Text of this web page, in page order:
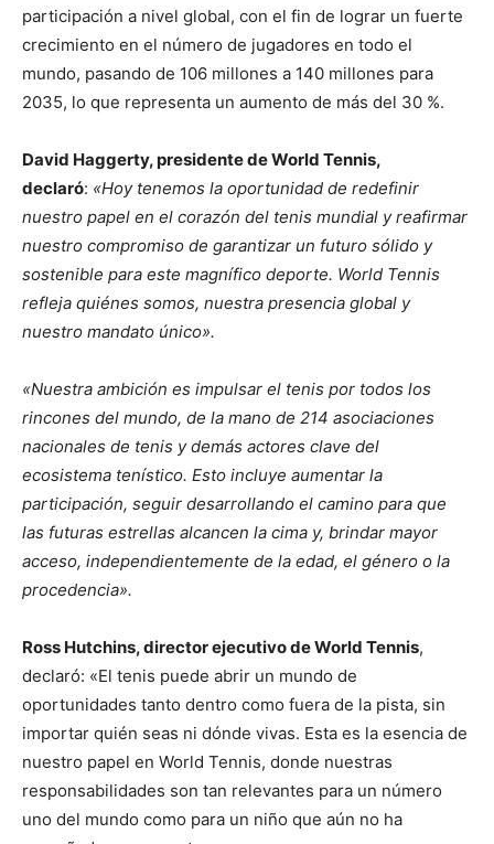
participación a nivel global, con el fin de lograr un fuerte
crecimiento en el número de jugadores en todo el
mundo, pasando de 106 millones a 140 millones para
2035, lo que representa un aumento de más del 30 %.
David Haggerty, presidente de World Tennis,
declaró: «Hoy tenemos la oportunidad de redefinir
nuestro papel en el corazón del tenis mundial y reafirmar
nuestro compromiso de garantizar un futuro sólido y
sostenible para este magnífico deporte. World Tennis
refleja quiénes somos, nuestra presencia global y
nuestro mandato único».
«Nuestra ambición es impulsar el tenis por todos los
rincones del mundo, de la mano de 214 asociaciones
nacionales de tenis y demás actores clave del
ecosistema tenístico. Esto incluye aumentar la
participación, seguir desarrollando el camino para que
las futuras estrellas alcancen la cima y, brindar mayor
acceso, independientemente de la edad, el género o la
procedencia».
Ross Hutchins, director ejecutivo de World Tennis,
declaró: «El tenis puede abrir un mundo de
oportunidades tanto dentro como fuera de la pista, sin
importar quién seas ni dónde vivas. Esta es la esencia de
nuestro papel en World Tennis, donde nuestras
responsabilidades son tan relevantes para un número
uno del mundo como para un niño que aún no ha